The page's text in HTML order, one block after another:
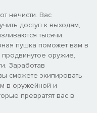
нечисти. Вас
доступ к выходам,
тысячи
пушка поможет вам в
оружие,
Заработав
сможете экипировать
в оружейной и
превратят вас в